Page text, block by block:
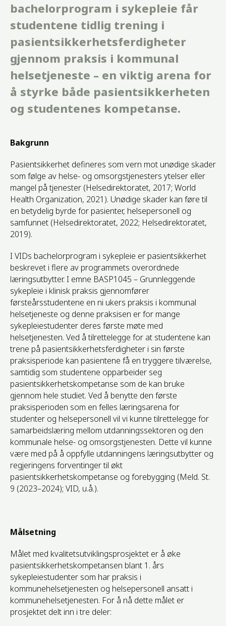
bachelorprogram i sykepleie får
studentene tidlig trening i
pasientsikkerhetsferdigheter
gjennom praksis i kommunal
helsetjeneste – en viktig arena for
å styrke både pasientsikkerheten
og studentenes kompetanse.
Bakgrunn
Pasientsikkerhet defineres som vern mot unødige skader
som følge av helse- og omsorgstjenesters ytelser eller
mangel på tjenester (Helsedirektoratet, 2017; World
Health Organization, 2021). Unødige skader kan føre til
en betydelig byrde for pasienter, helsepersonell og
samfunnet (Helsedirektoratet, 2022; Helsedirektoratet,
2019).
I VIDs bachelorprogram i sykepleie er pasientsikkerhet
beskrevet i flere av programmets overordnede
læringsutbytter. I emne BASP1045 – Grunnleggende
sykepleie i klinisk praksis gjennomfører
førsteårsstudentene en ni ukers praksis i kommunal
helsetjeneste og denne praksisen er for mange
sykepleiestudenter deres første møte med
helsetjenesten. Ved å tilrettelegge for at studentene kan
trene på pasientsikkerhetsferdigheter i sin første
praksisperiode kan pasientene få en tryggere tilværelse,
samtidig som studentene opparbeider seg
pasientsikkerhetskompetanse som de kan bruke
gjennom hele studiet. Ved å benytte den første
praksisperioden som en felles læringsarena for
studenter og helsepersonell vil vi kunne tilrettelegge for
samarbeidslæring mellom utdanningssektoren og den
kommunale helse- og omsorgstjenesten. Dette vil kunne
være med på å oppfylle utdanningens læringsutbytter og
regjeringens forventinger til økt
pasientsikkerhetskompetanse og forebygging (Meld. St.
9 (2023–2024); VID, u.å.).
Målsetning
Målet med kvalitetsutviklingsprosjektet er å øke
pasientsikkerhetskompetansen blant 1. års
sykepleiestudenter som har praksis i
kommunehelsetjenesten og helsepersonell ansatt i
kommunehelsetjenesten. For å nå dette målet er
prosjektet delt inn i tre deler: